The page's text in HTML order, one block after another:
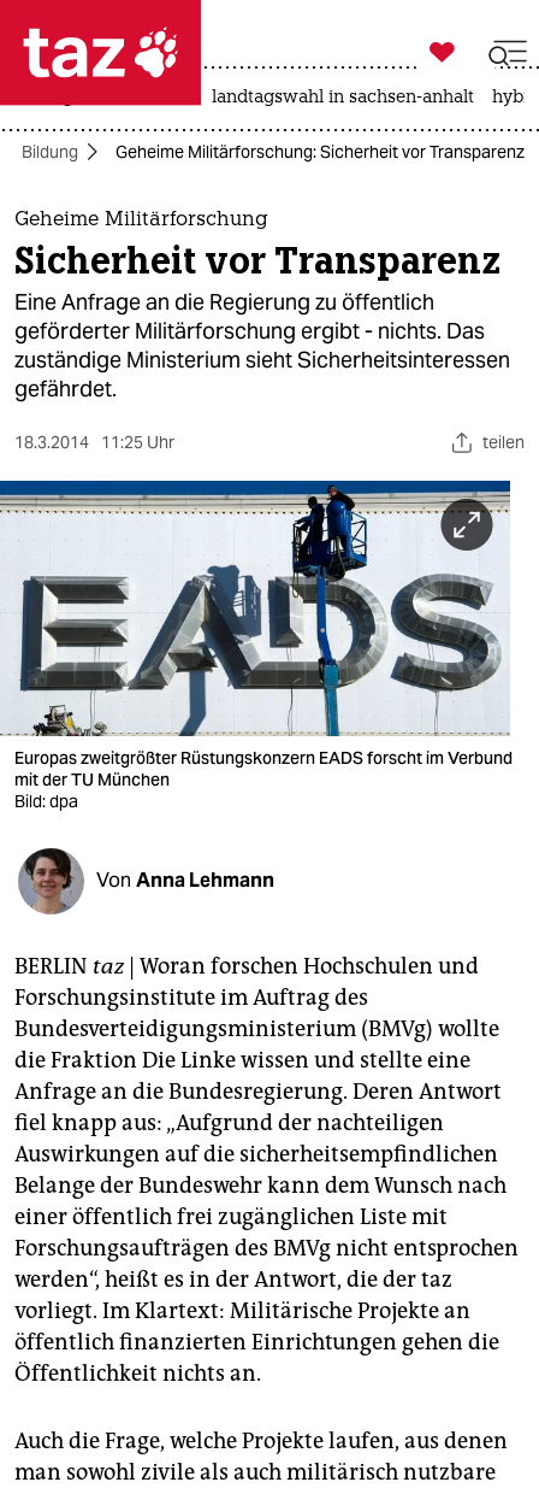
 taz zahl ich
taz zahl ich
themen
politik
öko
gesellschaft
kultur
sport
berlin
nord
wahrheit
verlag
verlag
veranstaltungen
shop
fragen & hilfe
abo
genossenschaft
epaper login

taz zahl ich
landtagswahl in sachsen-anhalt
Bildung Geheime Militärforschung: Sicherheit vor Transparenz
Geheime Militärforschung
Sicherheit vor Transparenz
Eine Anfrage an die Regierung zu öffentlich
geförderter Militärforschung ergibt - nichts. Das
zuständige Ministerium sieht Sicherheitsinteressen
gefährdet.
18.3.2014 11:25 Uhr teilen
Europas zweitgrößter Rüstungskonzern EADS forscht im Verbund
mit der TU München
Bild: dpa
Von Anna Lehmann
BERLIN taz| Woran forschen Hochschulen und
Forschungsinstitute im Auftrag des
Bundesverteidigungsministerium (BMVg) wollte
die Fraktion Die Linke wissen und stellte eine
Anfrage an die Bundesregierung. Deren Antwort
fiel knapp aus: „Aufgrund der nachteiligen
Auswirkungen auf die sicherheitsempfindlichen
Belange der Bundeswehr kann dem Wunsch nach
einer öffentlich frei zugänglichen Liste mit
Forschungsaufträgen des BMVg nicht entsprochen
werden“, heißt es in der Antwort, die der taz
vorliegt. Im Klartext: Militärische Projekte an
öffentlich finanzierten Einrichtungen gehen die
Öffentlichkeit nichts an.
Auch die Frage, welche Projekte laufen, aus denen
man sowohl zivile als auch militärisch nutzbare